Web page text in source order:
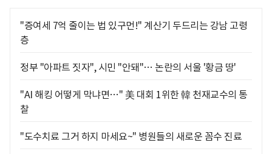
"증여세 7억 줄이는 법 있구먼!" 계산기 두드리는 강남 고령
층
정부 "아파트 짓자", 시민 "안돼"… 논란의 서울 '황금 땅'
"AI 해킹 어떻게 막냐면…" 美 대회 1위한 韓 천재교수의 통
찰
"도수치료 그거 하지 마세요~" 병원들의 새로운 꼼수 진료